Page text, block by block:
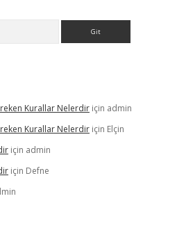
Kurallar Nelerdir için admin
Kurallar Nelerdir için Elçin
için admin
için Defne